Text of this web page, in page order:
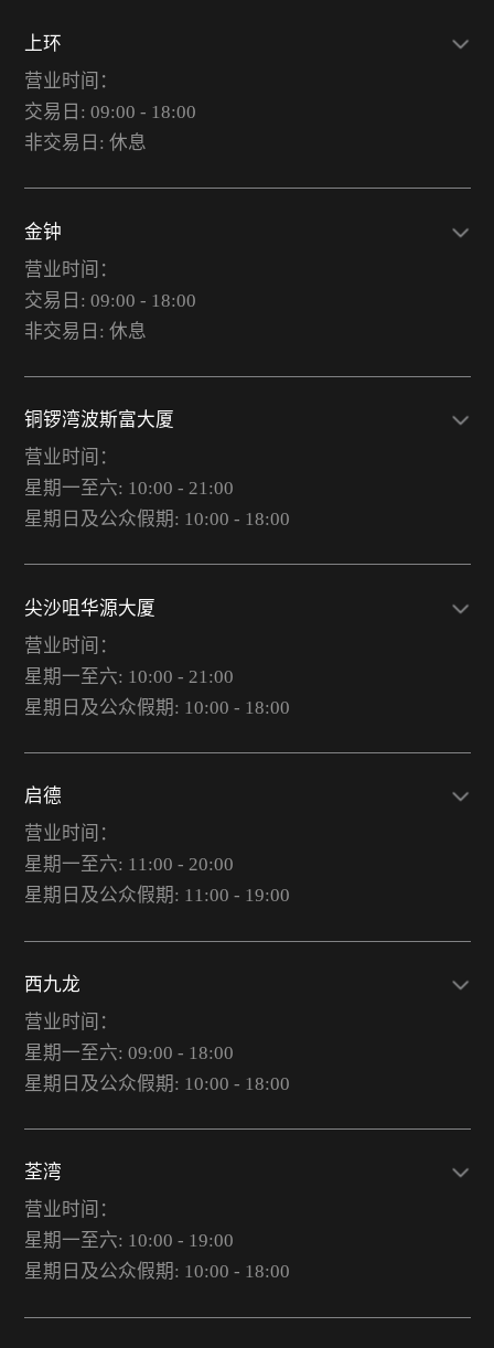
上环
营业时间：
交易日: 09:00 - 18:00
非交易日: 休息
金钟
营业时间：
交易日: 09:00 - 18:00
非交易日: 休息
铜锣湾波斯富大厦
营业时间：
星期一至六: 10:00 - 21:00
星期日及公众假期: 10:00 - 18:00
尖沙咀华源大厦
营业时间：
星期一至六: 10:00 - 21:00
星期日及公众假期: 10:00 - 18:00
启德
营业时间：
星期一至六: 11:00 - 20:00
星期日及公众假期: 11:00 - 19:00
西九龙
营业时间：
星期一至六: 09:00 - 18:00
星期日及公众假期: 10:00 - 18:00
荃湾
营业时间：
星期一至六: 10:00 - 19:00
星期日及公众假期: 10:00 - 18:00